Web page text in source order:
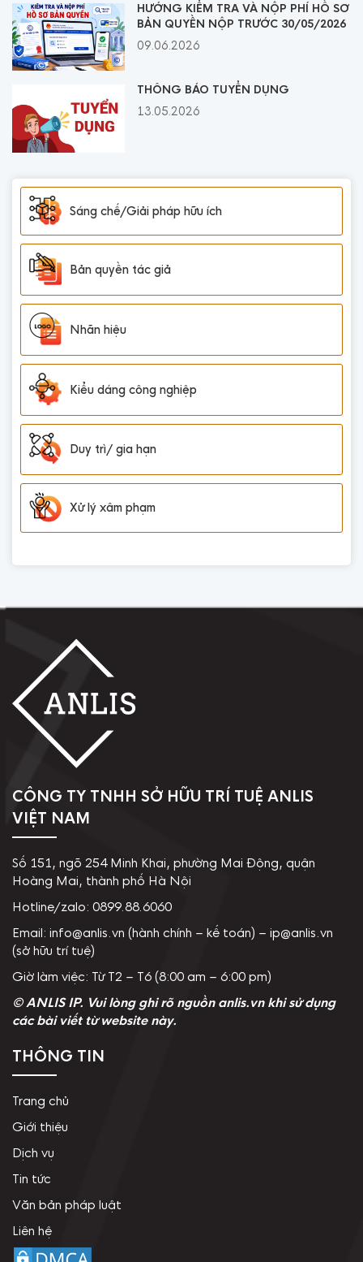
HƯỚNG KIỂM TRA VÀ NỘP PHÍ HỒ SƠ
BẢN QUYỀN NỘP TRƯỚC 30/05/2026
09.06.2026
THÔNG BÁO TUYỂN DỤNG
13.05.2026
Sáng chế/Giải pháp hữu ích
Bản quyền tác giả
Nhãn hiệu
Kiểu dáng công nghiệp
Duy trì/ gia hạn
Xử lý xâm phạm
CÔNG TY TNHH SỞ HỮU TRÍ TUỆ ANLIS
VIỆT NAM
Số 151, ngõ 254 Minh Khai, phường Mai Động, quận
Hoàng Mai, thành phố Hà Nội
Hotline/zalo: 0899.88.6060
Email: info@anlis.vn (hành chính – kế toán) – ip@anlis.vn
(sở hữu trí tuệ)
Giờ làm việc: Từ T2 – T6 (8:00 am – 6:00 pm)
© ANLIS IP. Vui lòng ghi rõ nguồn anlis.vn khi sử dụng
các bài viết từ website này.
THÔNG TIN
Trang chủ
Giới thiệu
Dịch vụ
Tin tức
Văn bản pháp luật
Liên hệ